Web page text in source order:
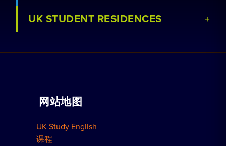
查看课程
查看学校
预订家庭住宿
UK STUDENT RESIDENCES
网站地图
UK Study English
课程